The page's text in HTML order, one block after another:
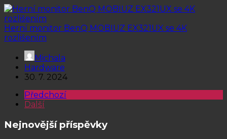
Herní monitor BenQ MOBIUZ EX321UX se 4K
rozlišením
Michala
Hardware
30. 7. 2024
Předchozí
Další
Nejnovější příspěvky